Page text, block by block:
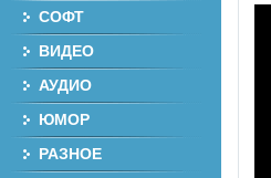
СОФТ
ВИДЕО
АУДИО
ЮМОР
РАЗНОЕ